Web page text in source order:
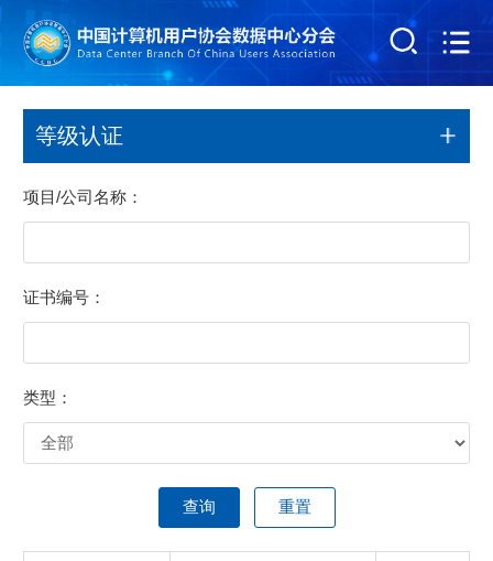
等级认证
项目/公司名称：
证书编号：
类型：
查询 重置